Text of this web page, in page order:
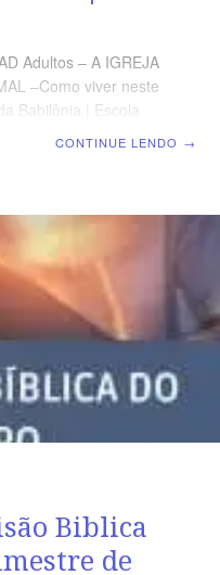
Adultos – A IGREJA
–Como viver neste
Babilônia | Escola
Por
os salvos
em meio às
Segunda – 2 Co
CONTINUE LENDO →
Biblica
de